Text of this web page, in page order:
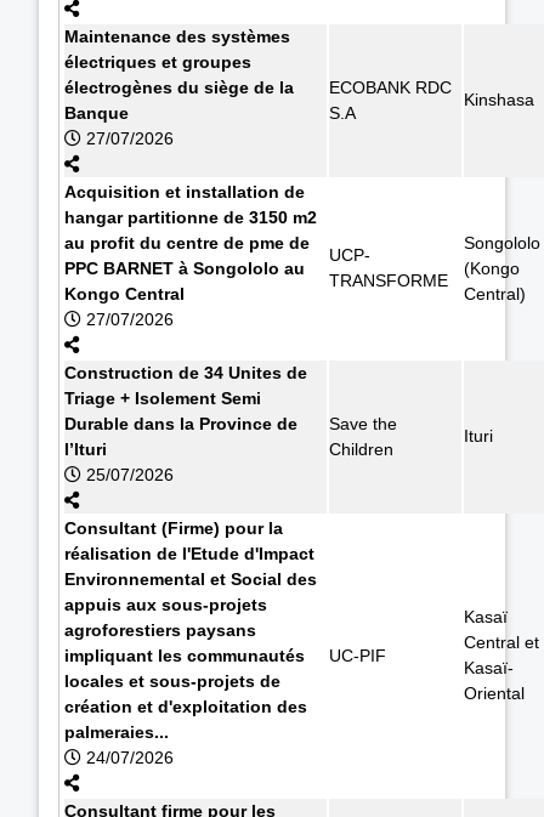
Maintenance des systèmes
électriques et groupes
électrogènes du siège de la
Banque
27/07/2026
ECOBANK RDC
S.A
Kinshasa
Acquisition et installation de
hangar partitionne de 3150 m2
au profit du centre de pme de
PPC BARNET à Songololo au
Kongo Central
27/07/2026
UCP-
TRANSFORME
Songololo
(Kongo
Central)
Construction de 34 Unites de
Triage + Isolement Semi
Durable dans la Province de
l’Ituri
25/07/2026
Save the
Children
Ituri
Consultant (Firme) pour la
réalisation de l'Etude d'Impact
Environnemental et Social des
appuis aux sous-projets
agroforestiers paysans
impliquant les communautés
locales et sous-projets de
création et d'exploitation des
palmeraies...
24/07/2026
UC-PIF
Kasaï
Central et
Kasaï-
Oriental
Consultant firme pour les